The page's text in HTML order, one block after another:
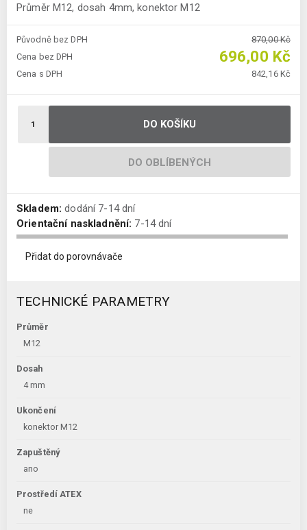
Průměr M12, dosah 4mm, konektor M12
Původně bez DPH
870,00 Kč
Cena bez DPH
696,00 Kč
Cena s DPH 842,16 Kč
DO KOŠÍKU
DO OBLÍBENÝCH
Skladem: dodání 7-14 dní
Orientační naskladnění: 7-14 dní
Přidat do porovnávače
TECHNICKÉ PARAMETRY
Průměr
M12
Dosah
4 mm
Ukončení
konektor M12
Zapuštěný
ano
Prostředí ATEX
ne